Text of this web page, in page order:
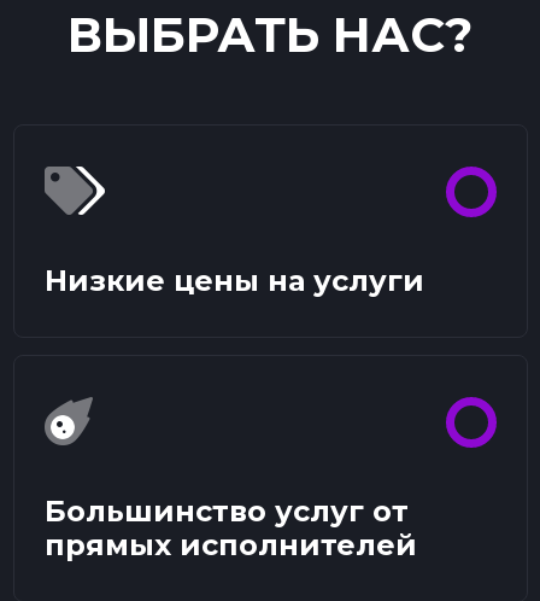
ВЫБРАТЬ НАС?
Низкие цены на услуги
Большинство услуг от
прямых исполнителей